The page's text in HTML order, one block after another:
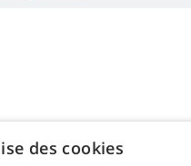
des cookies